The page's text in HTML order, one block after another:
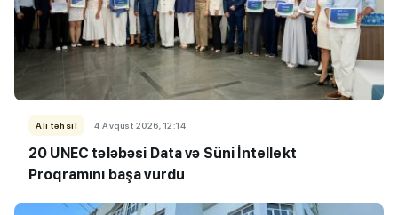
Ali təhsil 4 Avqust 2026, 12:14
20 UNEC tələbəsi Data və Süni İntellekt
Proqramını başa vurdu